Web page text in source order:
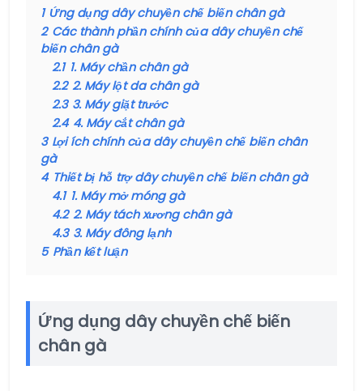
1 Ứng dụng dây chuyền chế biến chân gà
2 Các thành phần chính của dây chuyền chế
biến chân gà
2.1 1. Máy chần chân gà
2.2 2. Máy lột da chân gà
2.3 3. Máy giặt trước
2.4 4. Máy cắt chân gà
3 Lợi ích chính của dây chuyền chế biến chân
gà
4 Thiết bị hỗ trợ dây chuyền chế biến chân gà
4.1 1. Máy mở móng gà
4.2 2. Máy tách xương chân gà
4.3 3. Máy đông lạnh
5 Phần kết luận
Ứng dụng dây chuyền chế biến
chân gà